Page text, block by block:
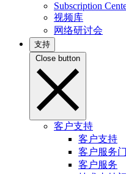
Subscription
视频库
网络研讨会
支持
Close button
客户支持
客户支持
客户服务
客户服务